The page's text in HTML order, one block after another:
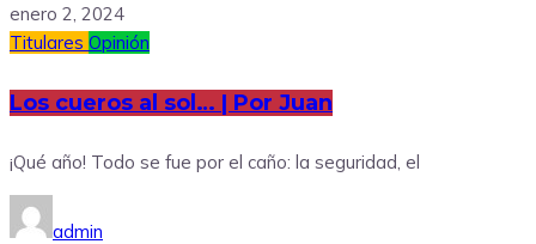
enero 2, 2024
Titulares Opinión
Los cueros al sol… | Por Juan
¡Qué año! Todo se fue por el caño: la seguridad, el
admin